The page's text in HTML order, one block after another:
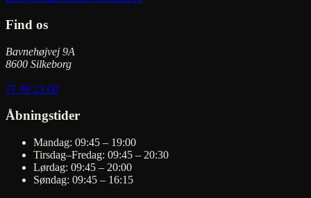
Find os
Bavnehøjvej 9A
8600 Silkeborg
71 99 25 00
Åbningstider
Mandag: 09:45 – 19:00
Tirsdag–Fredag: 09:45 – 20:30
Lørdag: 09:45 – 20:00
Søndag: 09:45 – 16:15